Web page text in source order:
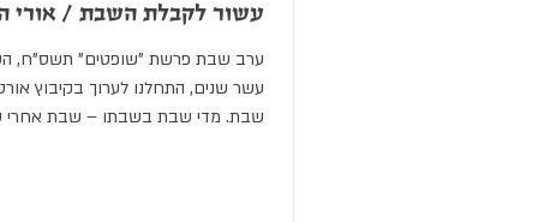
עשור לקבלת השבת / אורי
ערב שבת פרשת "שופטים" תשס"ח,
עשר שנים, התחלנו לערוך בקיבוץ
שבת. מדי שבת בשבתו – שבת